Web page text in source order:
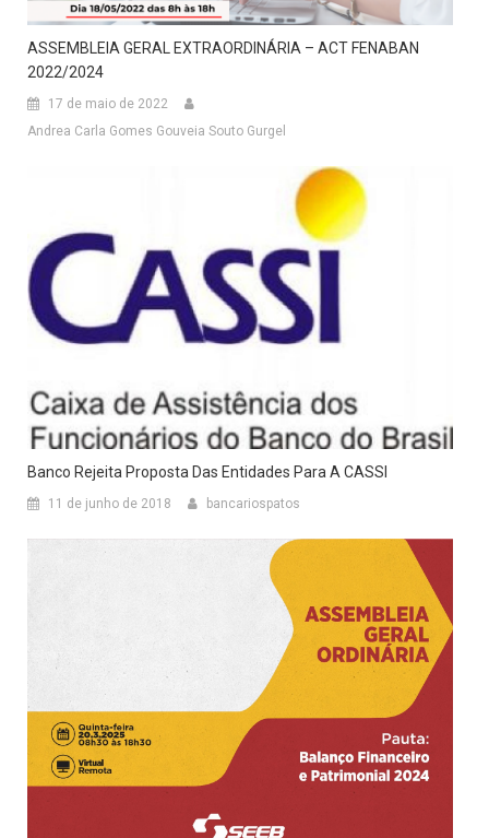
ASSEMBLEIA GERAL EXTRAORDINÁRIA – ACT FENABAN
2022/2024
17 de maio de 2022
Andrea Carla Gomes Gouveia Souto Gurgel
Banco Rejeita Proposta Das Entidades Para A CASSI
11 de junho de 2018 bancariospatos